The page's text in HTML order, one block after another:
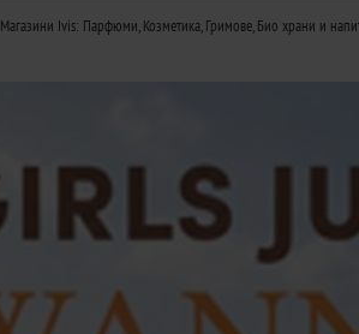
Магазини Ivis: Парфюми, Козметика, Гримове, Био храни и